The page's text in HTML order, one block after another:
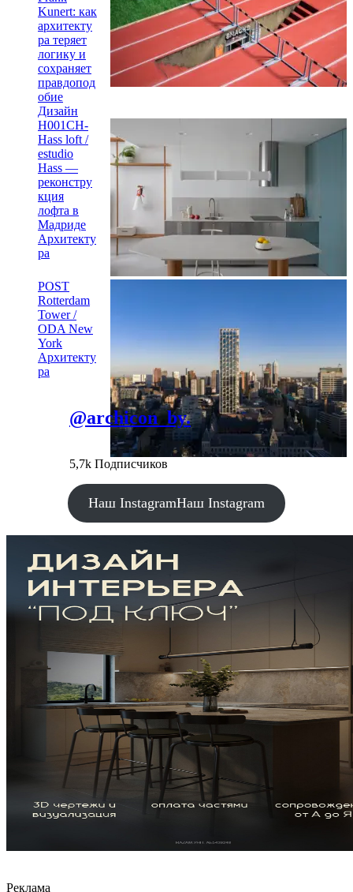
Kunert: как
архитекту
ра теряет
логику и
сохраняет
правдопод
обие
Дизайн
H001CH-
Hass loft /
estudio
Hass —
реконстру
кция
лофта в
Мадриде
Архитекту
ра
POST
Rotterdam
Tower /
ODA New
York
Архитекту
ра
@archicon_by.
5,7k Подписчиков
Наш InstagramНаш Instagram
Реклама